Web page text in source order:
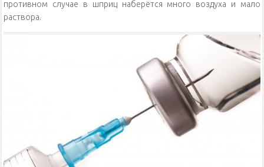
противном случае в шприц наберётся много воздуха и мало
раствора.